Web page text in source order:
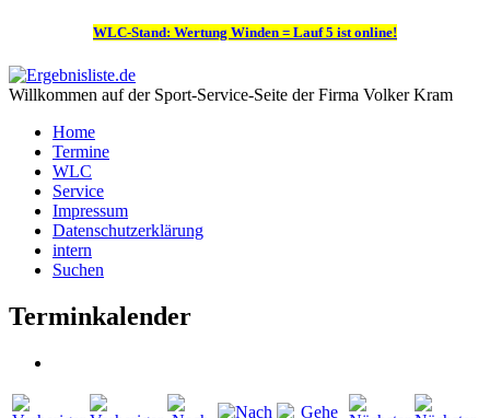
WLC-Stand: Wertung Winden = Lauf 5 ist online!
Willkommen auf der Sport-Service-Seite der Firma Volker Kram
Home
Termine
WLC
Service
Impressum
Datenschutzerklärung
intern
Suchen
Terminkalender